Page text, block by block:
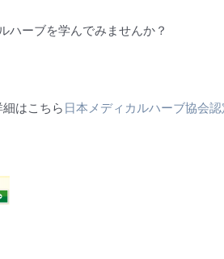
ハーブを学んでみませんか？
はこちら 日本メディカルハーブ協会